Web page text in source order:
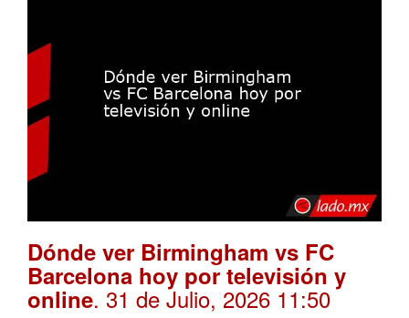
Dónde ver Birmingham vs FC
Barcelona hoy por televisión y
online. 31 de Julio, 2026 11:50